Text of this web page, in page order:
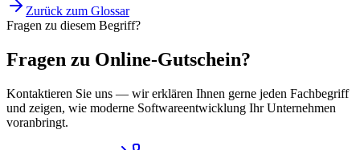
Zurück zum Glossar
Fragen zu diesem Begriff?
Fragen zu Online-Gutschein?
Kontaktieren Sie uns — wir erklären Ihnen gerne jeden Fachbegriff
und zeigen, wie moderne Softwareentwicklung Ihr Unternehmen
voranbringt.